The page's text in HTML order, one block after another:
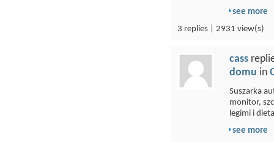
see more
3 replies | 2931 view(s)
cass
domu in
Suszarka
monitor,
legimi i
see more